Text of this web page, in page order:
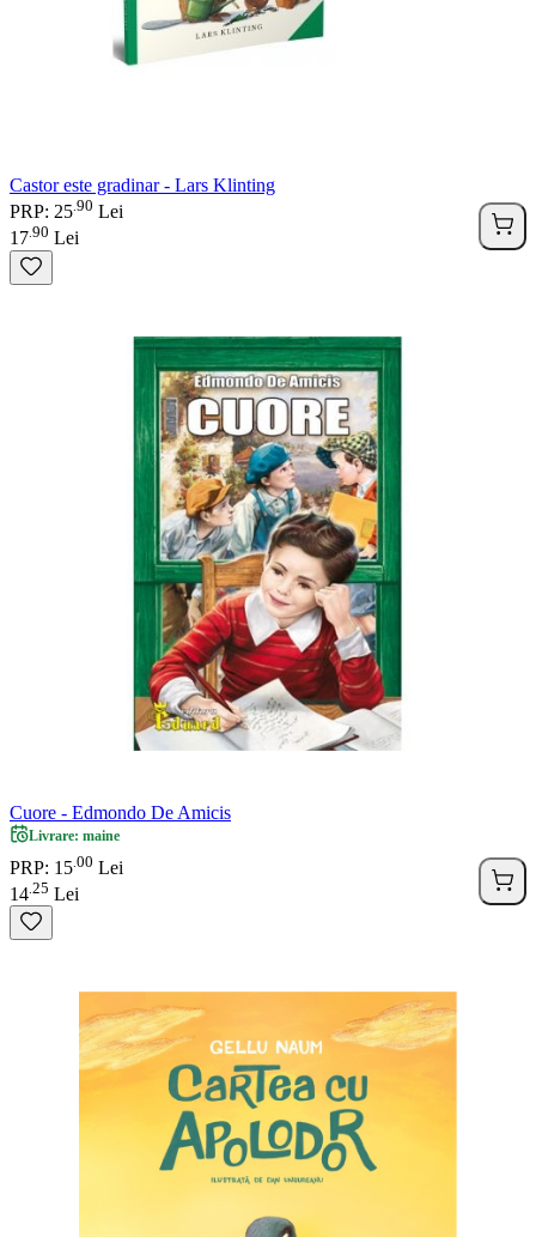
Castor este gradinar - Lars Klinting
PRP: 25 90 Lei
17 90 Lei
Cuore - Edmondo De Amicis
Livrare: maine
PRP: 15 00 Lei
14 25 Lei